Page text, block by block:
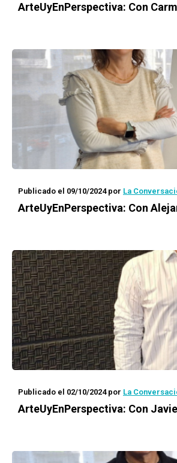
ArteUyEnPerspectiva: Con
Publicado el 09/10/2024por La
ArteUyEnPerspectiva: Con
Publicado el 02/10/2024por La
ArteUyEnPerspectiva: Con